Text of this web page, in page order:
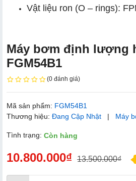
Vật liệu ron (O – rings):
Máy bơm định lượng
FGM54B1
(0 đánh giá)
Mã sản phẩm: FGM54B1
Thương hiệu: Đang Cập Nhật | Máy
Tình trạng: Còn hàng
10.800.000₫ 13.500.000₫